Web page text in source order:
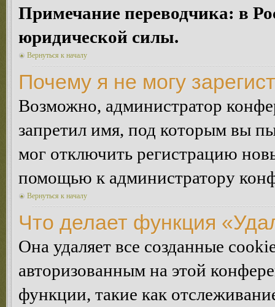
Примечание переводчика: в
юридической силы.
Вернуться к началу
Почему я не могу
Возможно, администратор
запретил имя, под которым вы
мог отключить регистрацию
помощью к администратору
Вернуться к началу
Что делает функция
Она удаляет все созданные
авторизованным на этой
функции, такие как